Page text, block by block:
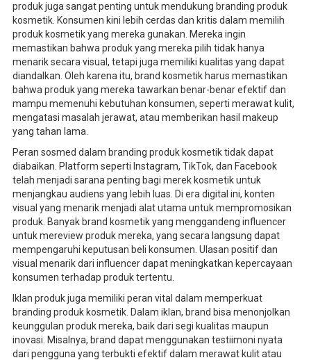
produk juga sangat penting untuk mendukung branding produk
kosmetik. Konsumen kini lebih cerdas dan kritis dalam memilih
produk kosmetik yang mereka gunakan. Mereka ingin
memastikan bahwa produk yang mereka pilih tidak hanya
menarik secara visual, tetapi juga memiliki kualitas yang dapat
diandalkan. Oleh karena itu, brand kosmetik harus memastikan
bahwa produk yang mereka tawarkan benar-benar efektif dan
mampu memenuhi kebutuhan konsumen, seperti merawat kulit,
mengatasi masalah jerawat, atau memberikan hasil makeup
yang tahan lama.
Peran sosmed dalam branding produk kosmetik tidak dapat
diabaikan. Platform seperti Instagram, TikTok, dan Facebook
telah menjadi sarana penting bagi merek kosmetik untuk
menjangkau audiens yang lebih luas. Di era digital ini, konten
visual yang menarik menjadi alat utama untuk mempromosikan
produk. Banyak brand kosmetik yang menggandeng influencer
untuk mereview produk mereka, yang secara langsung dapat
mempengaruhi keputusan beli konsumen. Ulasan positif dan
visual menarik dari influencer dapat meningkatkan kepercayaan
konsumen terhadap produk tertentu.
Iklan produk juga memiliki peran vital dalam memperkuat
branding produk kosmetik. Dalam iklan, brand bisa menonjolkan
keunggulan produk mereka, baik dari segi kualitas maupun
inovasi. Misalnya, brand dapat menggunakan testiimoni nyata
dari pengguna yang terbukti efektif dalam merawat kulit atau